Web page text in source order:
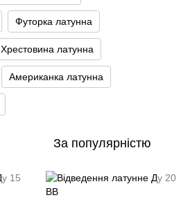
Футорка латунна
Хрестовина латунна
Американка латунна
За популярністю